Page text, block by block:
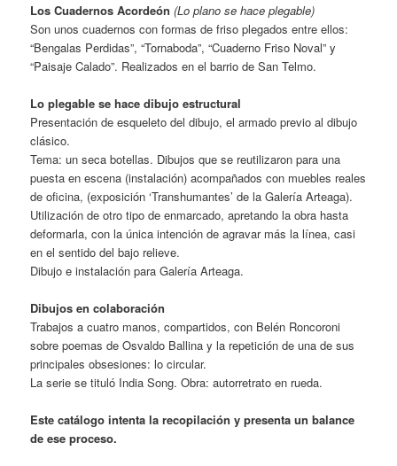
Los Cuadernos Acordeón (Lo plano se hace plegable)
Son unos cuadernos con formas de friso plegados entre ellos:
“Bengalas Perdidas”, “Tornaboda”, “Cuaderno Friso Noval” y
“Paisaje Calado”. Realizados en el barrio de San Telmo.
Lo plegable se hace dibujo estructural
Presentación de esqueleto del dibujo, el armado previo al dibujo
clásico.
Tema: un seca botellas. Dibujos que se reutilizaron para una
puesta en escena (instalación) acompañados con muebles reales
de oficina, (exposición ‘Transhumantes’ de la Galería Arteaga).
Utilización de otro tipo de enmarcado, apretando la obra hasta
deformarla, con la única intención de agravar más la línea, casi
en el sentido del bajo relieve.
Dibujo e instalación para Galería Arteaga.
Dibujos en colaboración
Trabajos a cuatro manos, compartidos, con Belén Roncoroni
sobre poemas de Osvaldo Ballina y la repetición de una de sus
principales obsesiones: lo circular.
La serie se tituló India Song. Obra: autorretrato en rueda.
Este catálogo intenta la recopilación y presenta un balance
de ese proceso.